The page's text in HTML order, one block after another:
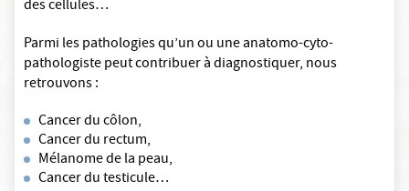
des cellules…
Parmi les pathologies qu’un ou une anatomo-cyto-
pathologiste peut contribuer à diagnostiquer, nous
retrouvons :
Cancer du côlon,
Cancer du rectum,
Mélanome de la peau,
Cancer du testicule…